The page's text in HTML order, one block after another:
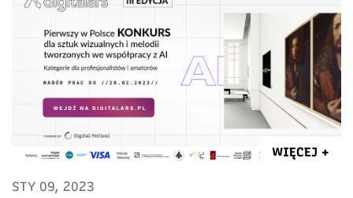
WIĘCEJ +
STY 09, 2023